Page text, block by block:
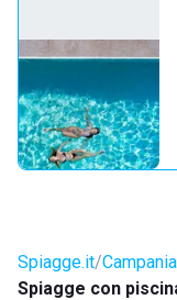
Spiagge.it Campania
Spiagge con